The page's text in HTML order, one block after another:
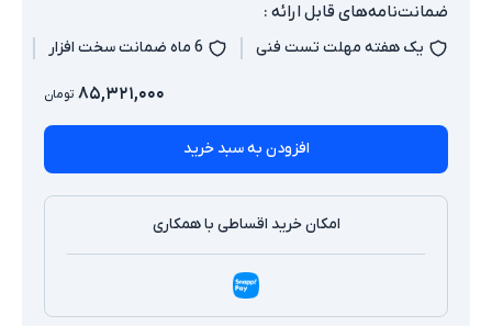
ضمانت‌نامه‌های قابل ارائه :
یک هفته مهلت تست فنی 6 ماه ضمانت سخت افزار
۸۵,۳۲۱,۰۰۰ تومان
افزودن به سبد خرید
امکان خرید اقساطی با همکاری